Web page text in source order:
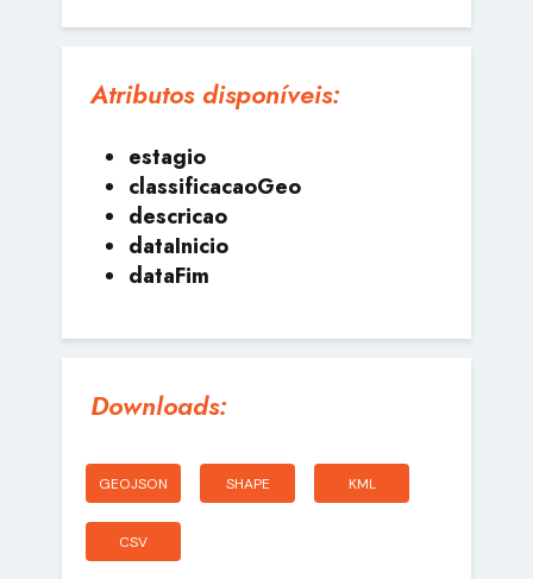
Atributos disponíveis:
estagio
classificacaoGeo
descricao
dataInicio
dataFim
Downloads:
GEOJSON SHAPE KML
CSV